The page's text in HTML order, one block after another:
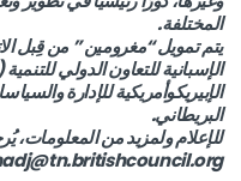
المختلفة.
يتم تمويل “مغرومين ” من قِبل
البريطاني.
للإعلام ولمزيد من